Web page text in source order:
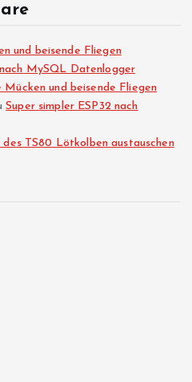
n
n
u
m
und beisende Fliegen
MySQL Datenlogger
Mücken und beisende Fliegen
Super simpler ESP32 nach
des TS80 Lötkolben austauschen